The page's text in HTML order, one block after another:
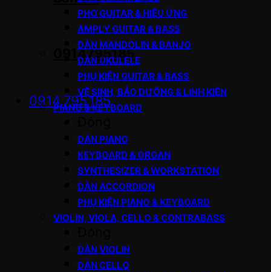
0914795185
0914.795.185
PHƠ GUITAR & HIỆU ỨNG
AMPLY GUITAR & BASS
ĐÀN MANDOLIN & BANJO
ĐÀN UKULELE
PHỤ KIỆN GUITAR & BASS
VỆ SINH, BẢO DƯỠNG & LINH KIỆN
PIANO & KEYBOARD
ĐÀN PIANO
KEYBOARD & ORGAN
SYNTHESIZER & WORKSTATION
ĐÀN ACCORDION
PHỤ KIỆN PIANO & KEYBOARD
VIOLIN, VIOLA, CELLO & CONTRABASS
ĐÀN VIOLIN
ĐÀN CELLO